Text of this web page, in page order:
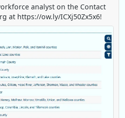
analyst on the Contact
at https://ow.ly/ICXj50Zx5x6!